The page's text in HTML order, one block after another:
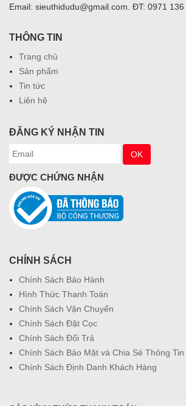
Email: sieuthidudu@gmail.com. ĐT: 0971 136
THÔNG TIN
Trang chủ
Sản phẩm
Tin tức
Liên hệ
ĐĂNG KÝ NHẬN TIN
ĐƯỢC CHỨNG NHẬN
CHÍNH SÁCH
Chính Sách Bảo Hành
Hình Thức Thanh Toán
Chính Sách Vận Chuyển
Chính Sách Đặt Cọc
Chính Sách Đổi Trả
Chính Sách Bảo Mật và Chia Sẻ Thông Tin
Chính Sách Định Danh Khách Hàng